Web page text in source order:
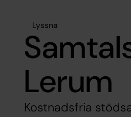
Lyssna
Lerum
Kostnadsfria